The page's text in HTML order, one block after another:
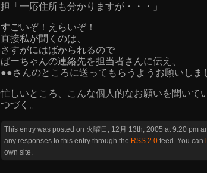
担「一応住所も分かりますが・・・」
すごいぞ！えらいぞ！
直接私が聞くのは、
さすがにはばかられるので
ばーちゃんの連絡先を担当者さんに伝え、
●●さんのところに送ってもらうようお願いしま
忙しいところ、こんな個人的なお願いを聞いて
つづく。
This entry was posted on 火曜日, 12月 13th, 2005 at 9:20 pm
any responses to this entry through the RSS 2.0 feed. You can
own site.